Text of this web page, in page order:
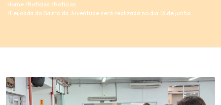
Home Notícias
Notícias
Feijoada do Bairro da Juventude será realizada no dia 13 de junho